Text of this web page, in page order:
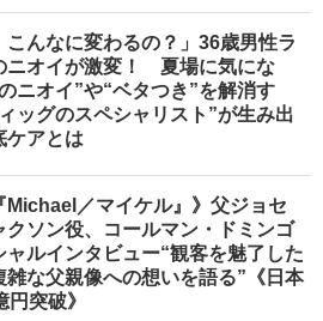
こんなに変わるの？」36歳男性ラ
ニオイが激変！ 夏場に気にな
ニオイ”や“ベタつき”を解消す
ッグのスペシャリスト”が生み出
ケアとは
Michael／マイケル』》父ジョセ
クソン役、コールマン・ドミンゴ
ャルインタビュー“観客を魅了した
雑な父親像への想いを語る”《日本
突破》